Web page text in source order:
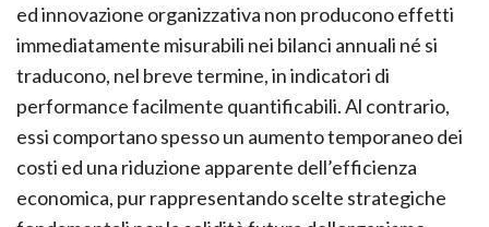
ed innovazione organizzativa non producono effetti
immediatamente misurabili nei bilanci annuali né si
traducono, nel breve termine, in indicatori di
performance facilmente quantificabili. Al contrario,
essi comportano spesso un aumento temporaneo dei
costi ed una riduzione apparente dell’efficienza
economica, pur rappresentando scelte strategiche